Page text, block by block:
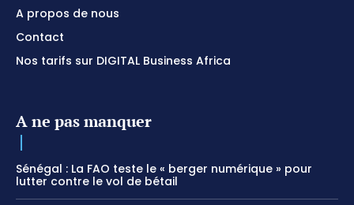
A propos de nous
Contact
Nos tarifs sur DIGITAL Business Africa
A ne pas manquer
Sénégal : La FAO teste le « berger numérique » pour
lutter contre le vol de bétail